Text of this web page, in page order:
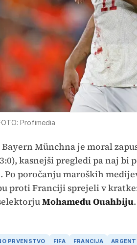
Profimedia
Münchna je moral
kasnejši pregledi pa naj bi
Po poročanju maroških
proti Franciji sprejeli v
Mohamedu Ouahbiju.
PRVENSTVO FIFA FRANCIJA